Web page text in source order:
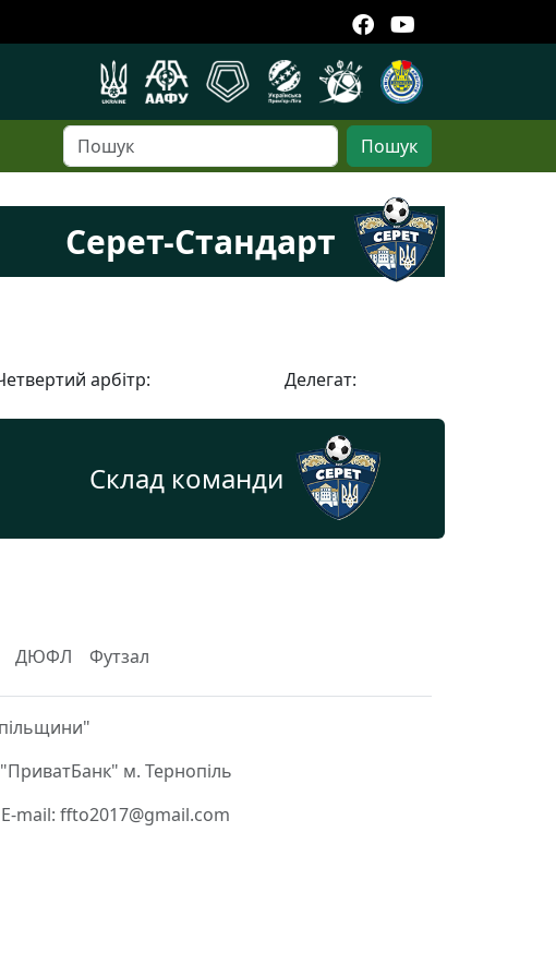
Пошук
Серет-Стандарт
арбітр: Делегат:
Склад команди
ДЮФЛ Футзал
м. Тернопіль
mail: ffto2017@gmail.com